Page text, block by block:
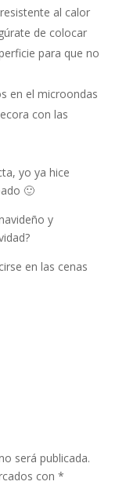
al calor
de colocar
para que no
en el microondas
con las
yo ya hice
🙂
y
en las cenas
será publicada.
con *